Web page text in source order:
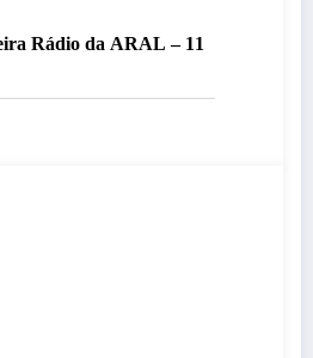
Rádio da ARAL – 11